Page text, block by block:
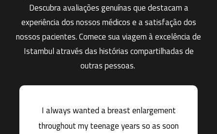
Descubra avaliações genuínas que destacam a
experiência dos nossos médicos e a satisfação dos
nossos pacientes. Comece sua viagem à excelência de
Istambul através das histórias compartilhadas de
outras pessoas.
I always wanted a breast enlargement
throughout my teenage years so as soon